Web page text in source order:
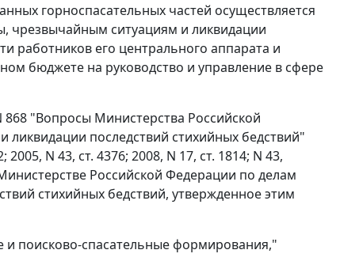
горноспасательных частей осуществляется
чрезвычайным ситуациям и ликвидации
работников его центрального аппарата и
бюджете на руководство и управление в сфере
868 "Вопросы Министерства Российской
последствий стихийных бедствий"
N 43, ст. 4376; 2008, N 17, ст. 1814; N 43,
Российской Федерации по делам
стихийных бедствий, утвержденное этим
и поисково-спасательные формирования,"